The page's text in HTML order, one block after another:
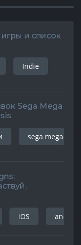
и список
Indie
Sega Mega
sega mega
iOS android